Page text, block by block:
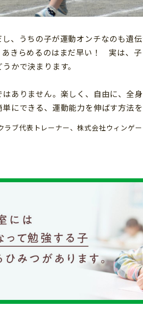
し、うちの子が運動オンチなのも遺
きらめるのはまだ早い！ 実は、
かで決まります。
ありません。楽しく、自由に、全
にできる、運動能力を伸ばす方法を
ラブ代表トレーナー、株式会社ウィンゲ